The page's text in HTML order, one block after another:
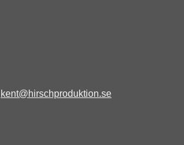
kent@hirschproduktion.se